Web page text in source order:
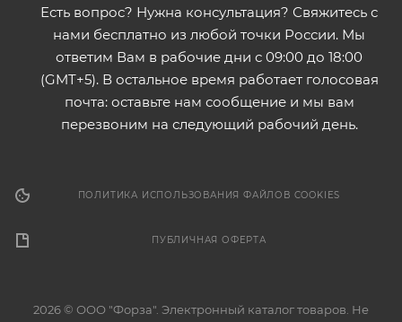
Есть вопрос? Нужна консультация? Свяжитесь с
нами бесплатно из любой точки России. Мы
ответим Вам в рабочие дни с 09:00 до 18:00
(GMT+5). В остальное время работает голосовая
почта: оставьте нам сообщение и мы вам
перезвоним на следующий рабочий день.
ПОЛИТИКА ИСПОЛЬЗОВАНИЯ ФАЙЛОВ COOKIES
ПУБЛИЧНАЯ ОФЕРТА
2026 © ООО "Форза". Электронный каталог товаров. Не